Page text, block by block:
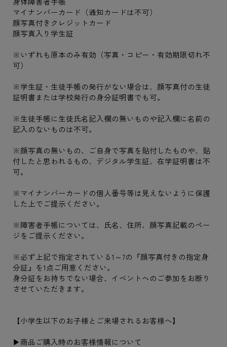
マイナンバーカード（通知カードは不可）
顔写真付きクレジットカード
顔写真入り学生証
※いずれも原本のみ有効（写真・コピー・有効期限切れ不
可）
※学生証・生徒手帳の発行がない場合は、顔写真付の生徒
証明書または学校発行の身分証明書でも可。
※生徒手帳に生徒氏名記入欄の無いものや記入欄に名前の
記入のないものは不可。
※顔写真の無いもの、ご自身で写真を貼付したものや、貼
付したと思われるもの、デジタル学生証、在学証明書は不
可。
※マイナンバーカードの個人番号等は見えないように保護
した上でご提示ください。
※障害者手帳については、氏名、住所、顔写真記載のペー
ジをご提示ください。
※必ず上記で指定されている1～7の『顔写真付きの指定身
分証』を1点ご用意ください。
身分証をお持ちでない場合、イベントへのご参加をお断り
させていただきます。
【小学生以下のお子様とご来場されるお客様へ】
▶商品ご購入時のお客様情報について